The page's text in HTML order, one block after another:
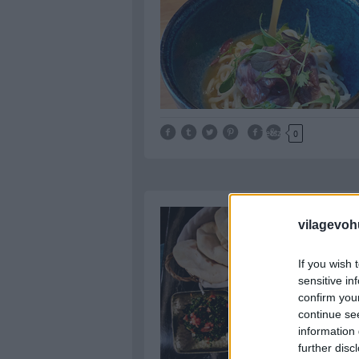
If you wish
sensitive
confirm
continue
information
further
Tetszik 0